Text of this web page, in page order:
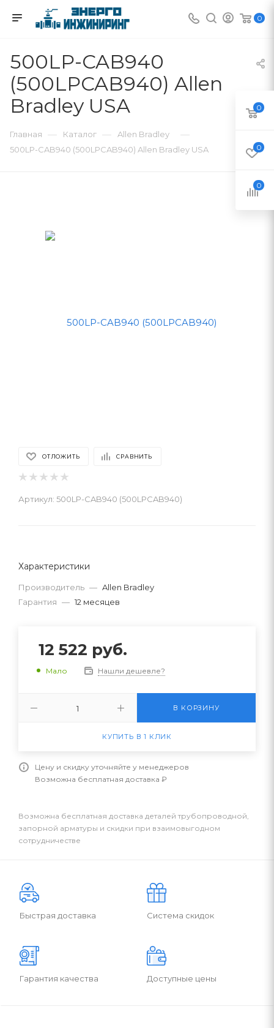
0
500LP-CAB940
(500LPCAB940) Allen
Bradley USA
Главная — Каталог — Allen Bradley —
500LP-CAB940 (500LPCAB940) Allen Bradley USA
ОТЛОЖИТЬ СРАВНИТЬ
Артикул: 500LP-CAB940 (500LPCAB940)
Характеристики
Производитель — Allen Bradley
Гарантия — 12 месяцев
12 522 руб.
Мало Нашли дешевле?
В КОРЗИНУ
КУПИТЬ В 1 КЛИК
Цену и скидку уточняйте у менеджеров
Возможна бесплатная доставка ₽
Возможна бесплатная доставка деталей трубопроводной,
запорной арматуры и скидки при взаимовыгодном
сотрудничестве
Быстрая доставка Система скидок
Гарантия качества Доступные цены
0
0
0